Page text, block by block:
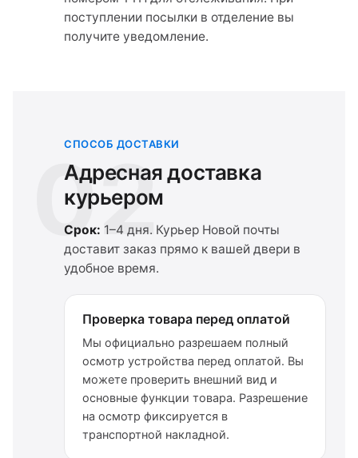
поступлении посылки в отделение вы
получите уведомление.
02
СПОСОБ ДОСТАВКИ
Адресная доставка
курьером
Срок: 1–4 дня. Курьер Новой почты
доставит заказ прямо к вашей двери в
удобное время.
Проверка товара перед оплатой
Мы официально разрешаем полный
осмотр устройства перед оплатой. Вы
можете проверить внешний вид и
основные функции товара. Разрешение
на осмотр фиксируется в
транспортной накладной.